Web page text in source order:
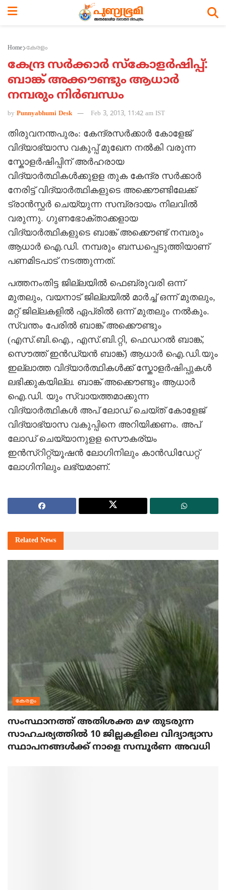
Home കേരളം
കേന്ദ്ര സര്‍ക്കാര്‍ സ്കോളര്‍ഷിപ്പ്:
ബാങ്ക് അക്കൗണ്ടും ആധാര്‍
നമ്പരും നിര്‍ബന്ധം
by Punnyabhumi Desk Feb 3, 2013, 11:42 am IST
തിരുവനന്തപുരം: കേന്ദ്രസര്‍ക്കാര്‍ കോളേജ്
വിദ്യാഭ്യാസ വകുപ്പ് മുഖേന നല്‍കി വരുന്ന
സ്കോളര്‍ഷിപ്പിന് അര്‍ഹരായ
വിദ്യാര്‍ത്ഥികള്‍ക്കുളള തുക കേന്ദ്ര സര്‍ക്കാര്‍
നേരിട്ട് വിദ്യാര്‍ത്ഥികളുടെ അക്കൌണ്ടിലേക്ക്
ട്രാന്‍സ്ഫര്‍ ചെയ്യുന്ന സമ്പ്രദായം നിലവില്‍
വരുന്നു. ഗുണഭോക്താക്കളായ
വിദ്യാര്‍ത്ഥികളുടെ ബാങ്ക് അക്കൌണ്ട് നമ്പരും
ആധാര്‍ ഐ.ഡി. നമ്പരും ബന്ധപ്പെടുത്തിയാണ്
പണമിടപാട് നടത്തുന്നത്.
പത്തനംതിട്ട ജില്ലയില്‍ ഫെബ്രുവരി ഒന്ന്
മുതലും, വയനാട് ജില്ലയില്‍ മാര്‍ച്ച് ഒന്ന് മുതലും,
മറ്റ് ജില്ലകളില്‍ ഏപ്രില്‍ ഒന്ന് മുതലും നല്‍കും.
സ്വന്തം പേരില്‍ ബാങ്ക് അക്കൌണ്ടും
(എസ്.ബി.ഐ., എസ്.ബി.റ്റി, ഫെഡറല്‍ ബാങ്ക്,
സൌത്ത് ഇന്‍ഡ്യന്‍ ബാങ്ക്) ആധാര്‍ ഐ.ഡി.യും
ഇല്ലാത്ത വിദ്യാര്‍ത്ഥികള്‍ക്ക് സ്കോളര്‍ഷിപ്പുകള്‍
ലഭിക്കുകയില്ല. ബാങ്ക് അക്കൌണ്ടും ആധാര്‍
ഐ.ഡി. യും സ്വായത്തമാക്കുന്ന
വിദ്യാര്‍ത്ഥികള്‍ അപ് ലോഡ് ചെയ്ത് കോളേജ്
വിദ്യാഭ്യാസ വകുപ്പിനെ അറിയിക്കണം. അപ്
ലോഡ് ചെയ്യാനുളള സൌകര്യം
ഇന്‍സ്റിറ്റ്യൂഷന്‍ ലോഗിനിലും കാന്‍ഡിഡേറ്റ്
ലോഗിനിലും ലഭ്യമാണ്.
Related News
കേരളം
സംസ്ഥാനത്ത് അതിശക്ത മഴ തുടരുന്ന
സാഹചര്യത്തിൽ 10 ജില്ലകളിലെ വിദ്യാഭ്യാസ
സ്ഥാപനങ്ങൾക്ക് നാളെ സമ്പൂർണ അവധി